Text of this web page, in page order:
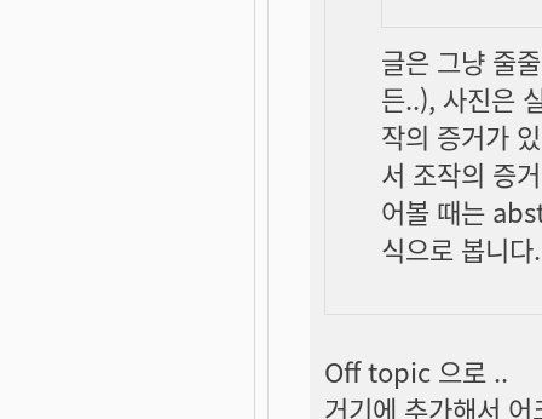
글은 그냥 줄
든..), 사진은
작의 증거가
서 조작의 증거
어볼 때는
식으로 봅니다.
Off topic 으로 ..
거기에 추가해서